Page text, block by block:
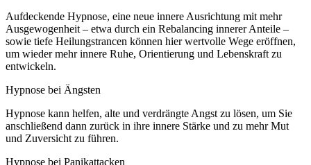
Aufdeckende Hypnose, eine neue innere Ausrichtung mit mehr
Ausgewogenheit – etwa durch ein Rebalancing innerer Anteile –
sowie tiefe Heilungstrancen können hier wertvolle Wege eröffnen,
um wieder mehr innere Ruhe, Orientierung und Lebenskraft zu
entwickeln.
Hypnose bei Ängsten
Hypnose kann helfen, alte und verdrängte Angst zu lösen, um Sie
anschließend dann zurück in ihre innere Stärke und zu mehr Mut
und Zuversicht zu führen.
Hypnose bei Panikattacken